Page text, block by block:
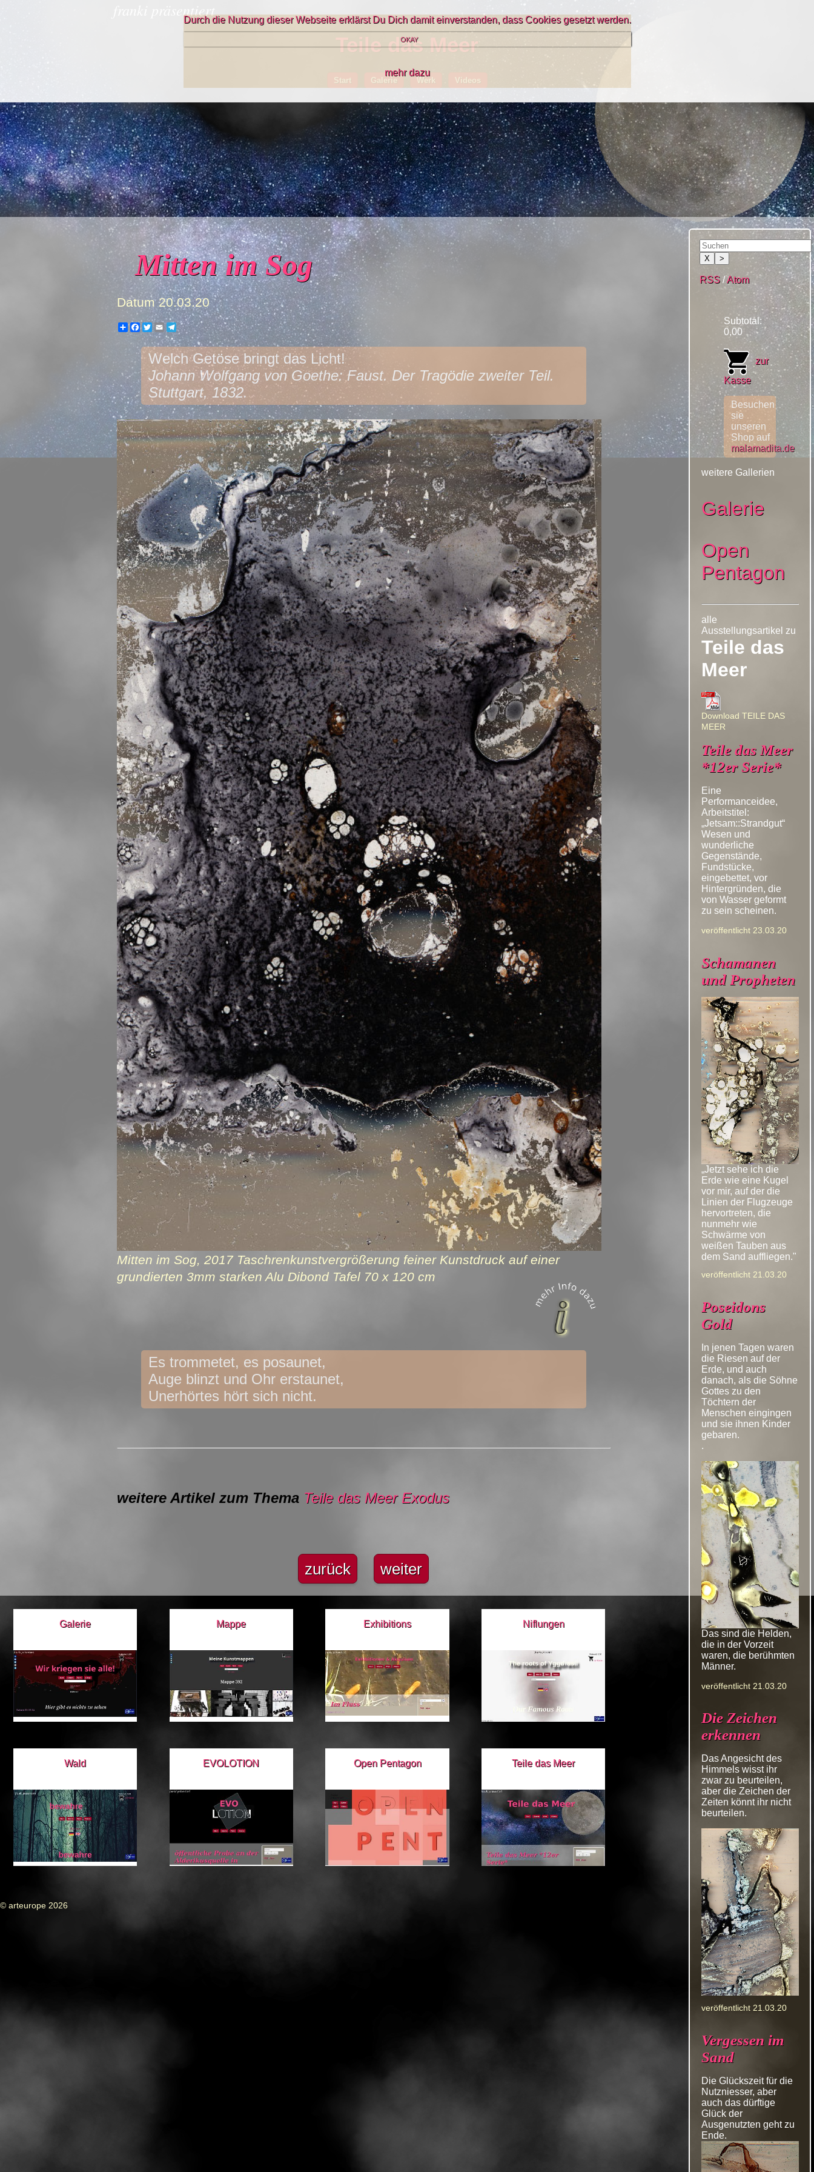
Durch die Nutzung dieser Webseite erklärst Du Dich damit einverstanden, dass Cookies gesetzt werden.
OKAY
mehr dazu
franki präsentiert
Teile das Meer
Start Galerie Werk Videos
Mitten im Sog
Datum20.03.20
Share
Facebook
Twitter
Email
Telegram
Welch Getöse bringt das Licht!
Johann Wolfgang von Goethe: Faust. Der Tragödie zweiter Teil.
Stuttgart, 1832.
Mitten im Sog, 2017 Taschrenkunstvergrößerung feiner Kunstdruck auf einer
grundierten 3mm starken Alu Dibond Tafel 70 x 120 cm
Es trommetet, es posaunet,
Auge blinzt und Ohr erstaunet,
Unerhörtes hört sich nicht.
weitere Artikel zum Thema Teile das Meer Exodus
zurück weiter
X >
RSS /Atom
Subtotal:
0,00
zur
Kasse
Besuchen
sie
unseren
Shop auf
malamadita.de
weitere Gallerien
Galerie
Open
Pentagon
alle
Ausstellungsartikel zu
Teile das
Meer
Download TEILE DAS
MEER
Teile das Meer
*12er Serie*
Eine
Performanceidee,
Arbeitstitel:
„Jetsam::Strandgut“
Wesen und
wunderliche
Gegenstände,
Fundstücke,
eingebettet, vor
Hintergründen, die
von Wasser geformt
zu sein scheinen.
veröffentlicht 23.03.20
Schamanen
und Propheten
„Jetzt sehe ich die
Erde wie eine Kugel
vor mir, auf der die
Linien der Flugzeuge
hervortreten, die
nunmehr wie
Schwärme von
weißen Tauben aus
dem Sand auffliegen."
veröffentlicht 21.03.20
Poseidons
Gold
In jenen Tagen waren
die Riesen auf der
Erde, und auch
danach, als die Söhne
Gottes zu den
Töchtern der
Menschen eingingen
und sie ihnen Kinder
gebaren.
.
Das sind die Helden,
die in der Vorzeit
waren, die berühmten
Männer.
veröffentlicht 21.03.20
Die Zeichen
erkennen
Das Angesicht des
Himmels wisst ihr
zwar zu beurteilen,
aber die Zeichen der
Zeiten könnt ihr nicht
beurteilen.
veröffentlicht 21.03.20
Vergessen im
Sand
Die Glückszeit für die
Nutzniesser, aber
auch das dürftige
Glück der
Ausgenutzten geht zu
Ende.
Galerie Mappe Exhibitions Niflungen
Wald EVOLOTION Open Pentagon Teile das Meer
© arteurope 2026